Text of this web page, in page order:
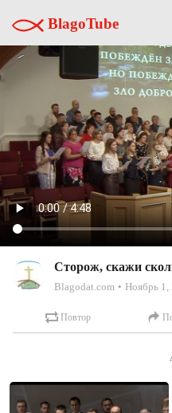
BlagoTube
Сторож, скажи
Blagodat.com Ноябрь 1,
Повтор